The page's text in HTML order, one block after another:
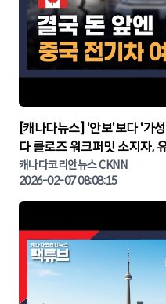
▶
[캐나다뉴스] '안보'보다 '가
다 클로즈 워크퍼밋 소지자, 유튜브
다뉴스 | CKNNEWS, 캐나다
캐나다코리안뉴스 CKNN
2026-02-07 08:08:15